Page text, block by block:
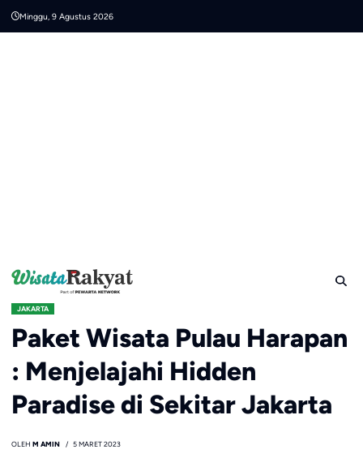
Minggu, 9 Agustus 2026
JAKARTA
Paket Wisata Pulau Harapan
: Menjelajahi Hidden
Paradise di Sekitar Jakarta
OLEH M AMIN 5 MARET 2023